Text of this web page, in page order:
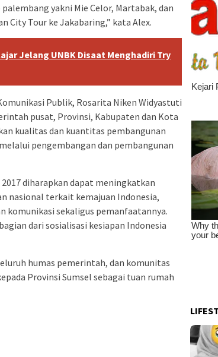
yakni Mie Celor, Martabak, dan
City Tour ke Jakabaring,” kata Alex.
Jelang UNBK Disaat Menghadiri Try
Publik, Rosarita Niken Widyastuti
pusat, Provinsi, Kabupaten dan Kota
kualitas dan kuantitas pembangunan
pengembangan dan pembangunan
diharapkan dapat meningkatkan
nasional terkait kemajuan Indonesia,
sekaligus pemanfaatannya.
dari sosialisasi kesiapan Indonesia
humas pemerintah, dan komunitas
Provinsi Sumsel sebagai tuan rumah